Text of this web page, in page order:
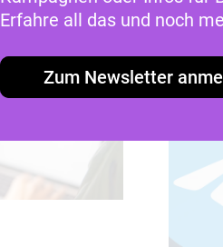
Erfahre all das und noch
Zum Newsletter